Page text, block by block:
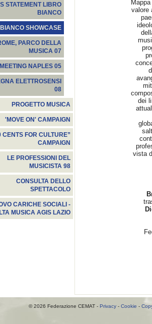
STATEMENT LIBRO
BIANCO
SHOWCASE
PARCO DELLA
MUSICA 07
MEETING NAPLES 05
ELETTROSENSI
08
PROGETTO MUSICA
'MOVE ON' CAMPAIGN
CENTS FOR CULTURE”
CAMPAIGN
LE PROFESSIONI DEL
MUSICISTA 98
CONSULTA DELLO
SPETTACOLO
CARICHE SOCIALI -
MUSICA AGIS LAZIO
valore
dei
vista
© 2026 Federazione CEMAT - Privacy - Cookie -